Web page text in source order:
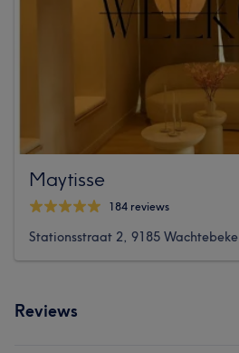
Maytisse
184 reviews
Stationsstraat 2, 9185 Wachtebeke
Reviews